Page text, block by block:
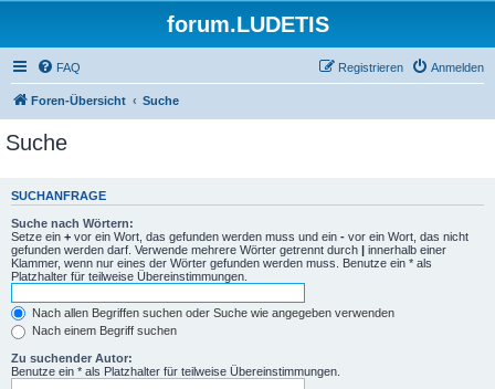
forum.LUDETIS
FAQ Anmelden
Registrieren
Foren-Übersicht Suche
Suche
SUCHANFRAGE
Suche nach Wörtern:
Setze ein + vor ein Wort, das gefunden werden muss und ein - vor ein Wort, das nicht
gefunden werden darf. Verwende mehrere Wörter getrennt durch | innerhalb einer
Klammer, wenn nur eines der Wörter gefunden werden muss. Benutze ein * als
Platzhalter für teilweise Übereinstimmungen.
Nach allen Begriffen suchen oder Suche wie angegeben verwenden
Nach einem Begriff suchen
Zu suchender Autor:
Benutze ein * als Platzhalter für teilweise Übereinstimmungen.